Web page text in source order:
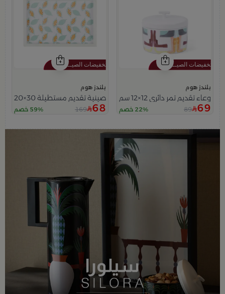
بلندز هوم
وعاء تقديم تمر دائري 12×12 سم أبيض متعدد الألوان من السيراميك بغطاء من سيلورا
69
89 22% خصم
بلندز هوم
صينية تقديم مستطيلة 30×20 سم أبيض متعدد الألوان خشبية بطباعة أوراق الشجر من أزيلا
68
169 59% خصم